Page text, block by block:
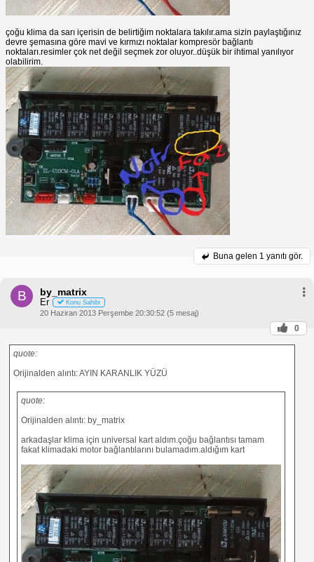
çoğu klima da sarı içerisin de belirtiğim noktalara takılır.ama sizin paylaştığınız
devre şemasına göre mavi ve kırmızı noktalar kompresör bağlantı
noktaları.resimler çok net değil seçmek zor oluyor..düşük bir ihtimal yanılıyor
olabilirim.
Buna gelen 1 yanıtı gör.
B by_matrix
Er Konu Sahibi
20 Haziran 2013 Perşembe 20:30:52 (5 mesaj)
0
quote:
Orijinalden alıntı: AYIN KARANLIK YÜZÜ
quote:
Orijinalden alıntı: by_matrix
arkadaşlar klima için universal kart aldım.çoğu bağlantısı tamam
fakat klimadaki motor bağlantılarını bulamadım.aldığım kart